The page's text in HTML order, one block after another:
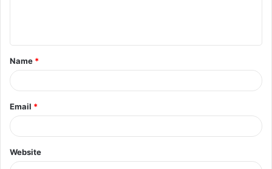
t
*
Name *
Email *
Website